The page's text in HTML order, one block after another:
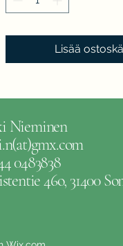
Lisää
Nieminen
0483838
46o, 31400